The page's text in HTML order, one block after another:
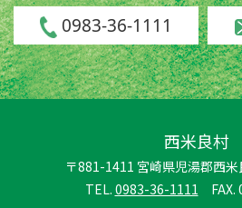
0983-36-1111
西米良村
〒881-1411 宮崎県児湯郡西
TEL. 0983-36-1111 FAX.